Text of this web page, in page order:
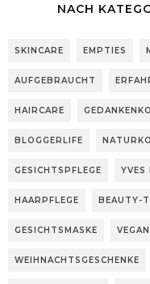
NACH
SKINCARE EMPTIES
AUFGEBRAUCHT
HAIRCARE
BLOGGERLIFE
GESICHTSPFLEGE YVES
HAARPFLEGE BEAUTY-
GESICHTSMASKE
WEIHNACHTSGESCHENKE